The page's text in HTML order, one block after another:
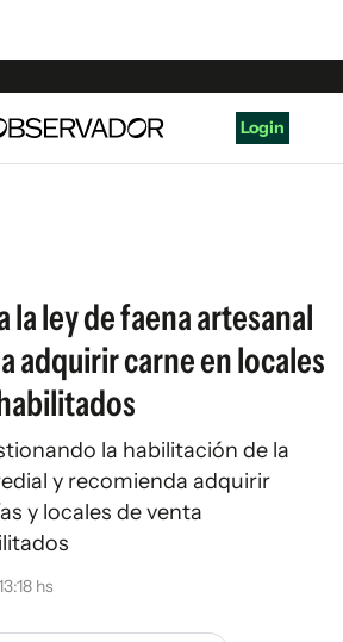
Login
la ley de faena artesanal
adquirir carne en locales
la habilitación de la
y recomienda adquirir
y locales de venta
hs